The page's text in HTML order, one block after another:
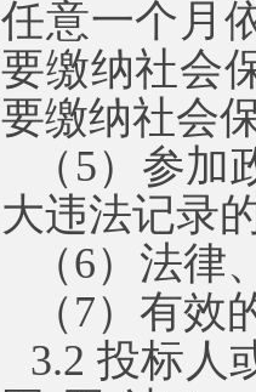
任意一个月
要缴纳社会
要缴纳社会
（ 5）参加
大违法记录
（6）法律
（7）有效
3.2 投标人